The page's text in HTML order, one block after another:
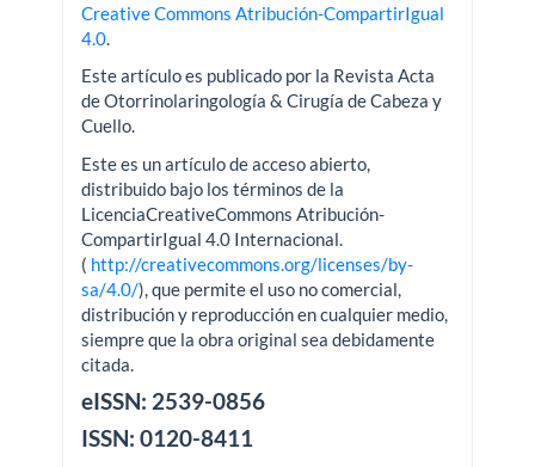
Creative Commons Atribución-CompartirIgual
4.0.
Este artículo es publicado por la Revista Acta
de Otorrinolaringología & Cirugía de Cabeza y
Cuello.
Este es un artículo de acceso abierto,
distribuido bajo los términos de la
LicenciaCreativeCommons Atribución-
CompartirIgual 4.0 Internacional.
( http://creativecommons.org/licenses/by-
sa/4.0/), que permite el uso no comercial,
distribución y reproducción en cualquier medio,
siempre que la obra original sea debidamente
citada.
eISSN: 2539-0856
ISSN: 0120-8411